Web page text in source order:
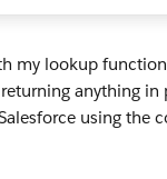
my lookup
anything in
using the